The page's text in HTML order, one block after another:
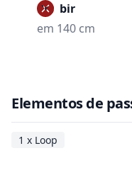
Proibir
em 140 cm
Elementos de
1 x Loop